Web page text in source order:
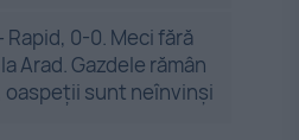
Rapid, 0-0. Meci fără
Arad. Gazdele rămân
oaspeții sunt neînvinși